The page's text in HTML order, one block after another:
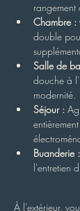
rangement
Chambre :
double
Salle de
douche à
modernité.
Séjour :
Buanderie :
l'entretien
À l'extérieur,